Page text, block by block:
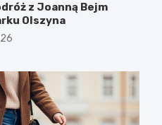
z Joanną Bejm
Olszyna